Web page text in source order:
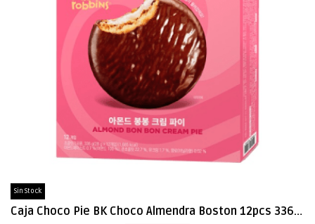
Sin Stock
Caja Choco Pie BK Choco Almendra Boston 12pcs 336g x 8